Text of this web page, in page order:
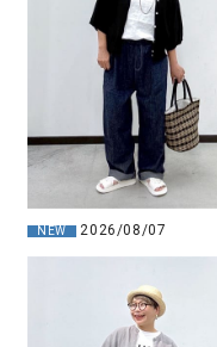
NEW 2026/08/07